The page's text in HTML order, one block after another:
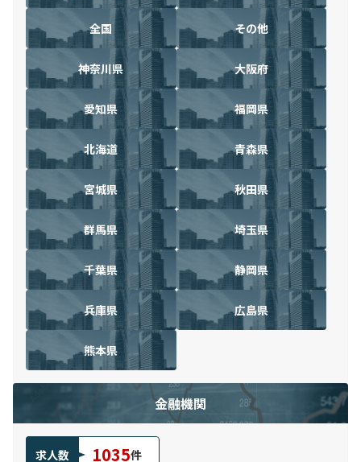
全国 その他
神奈川県 大阪府
愛知県 福岡県
北海道 青森県
宮城県 秋田県
群馬県 埼玉県
千葉県 静岡県
兵庫県 広島県
熊本県
金融機関
求人数 1035件